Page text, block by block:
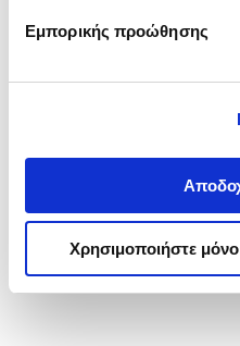
Εμπορικής προώθησης
Χρησιμοποιήστε